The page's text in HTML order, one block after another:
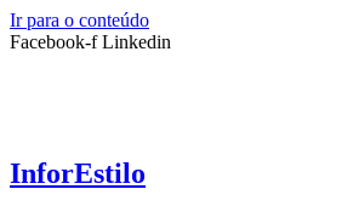
Ir para o conteúdo
Facebook-f Linkedin
InforEstilo